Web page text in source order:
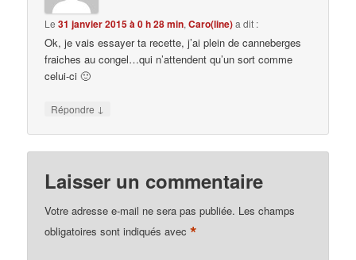
Le31 janvier 2015 à 0 h 28 min,Caro(line)a dit :
Ok, je vais essayer ta recette, j’ai plein de canneberges
fraiches au congel…qui n’attendent qu’un sort comme
celui-ci 🙂
Répondre ↓
Laisser un commentaire
Votre adresse e-mail ne sera pas publiée. Les champs
obligatoires sont indiqués avec*